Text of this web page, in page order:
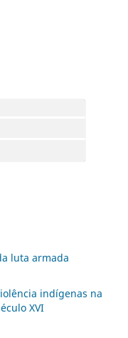
luta armada
indígenas na
XVI